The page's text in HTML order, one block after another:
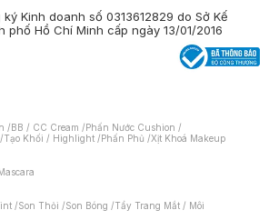
Kinh doanh số 0313612829 do Sở Kế
Hồ Chí Minh cấp ngày 13/01/2016
/BB / CC Cream /Phấn Nước Cushion /
/Tạo Khối / Highlight /Phấn Phủ /Xịt Khoá Makeup
/Son Thỏi /Son Bóng /Tẩy Trang Mắt / Môi